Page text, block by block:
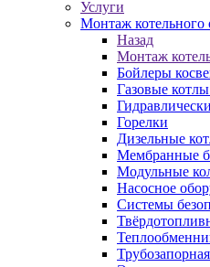
Услуги
Монтаж котельного
Назад
Монтаж
Бойлеры
Газовые
Горелки
Дизельные
Мембранные
Модульные
Насосное
Системы